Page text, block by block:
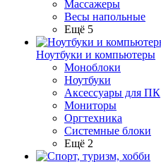
Массажеры
Весы напольные
Ещё 5
Ноутбуки и компьютеры
Моноблоки
Ноутбуки
Аксессуары для ПК
Мониторы
Оргтехника
Системные блоки
Ещё 2